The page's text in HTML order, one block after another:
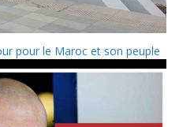
pour le Maroc et son peuple